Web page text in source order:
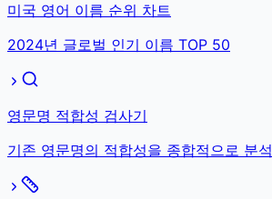
미국 영어 이름 순위 차트
2024년 글로벌 인기 이름 TOP 50
영문명 적합성 검사기
기존 영문명의 적합성을 종합적으로 분석